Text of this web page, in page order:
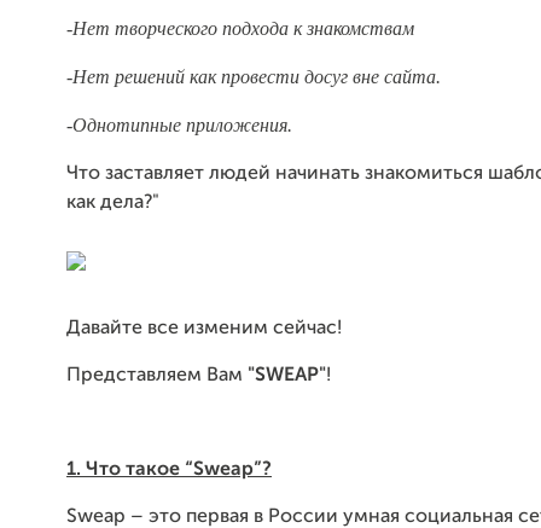
-Нет творческого подхода к знакомствам
-Нет решений как провести досуг вне сайта.
-Однотипные приложения.
Что заставляет людей начинать знакомиться
как дела?"
Давайте все изменим сейчас!
Представляем Вам "SWEAP"!
1. Что такое “Sweap”?
Sweap – это первая в России умная социальная